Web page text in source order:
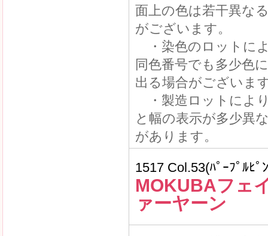
面上の色は若干異な
がございます。
・染色のロットに
同色番号でも多少色
出る場合がございま
・製造ロットによ
と幅の表示が多少異
があります。
1517 Col.53(ﾊﾟｰﾌﾟﾙﾋﾟ
MOKUBAフェ
ァーヤーン